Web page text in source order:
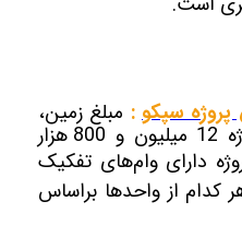
سپکو: مبلغ زمین،
ترام و هزینه‌ساخت این پروژه 12 میلیون و 800 هزار
دارای وام‌های تفکیک
برای هر کدام از واحد‌ها براساس